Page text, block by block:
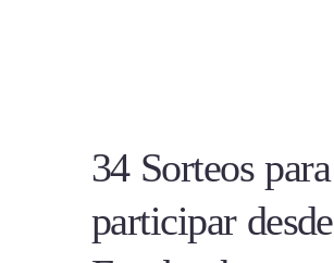
34 Sorteos para
participar desde